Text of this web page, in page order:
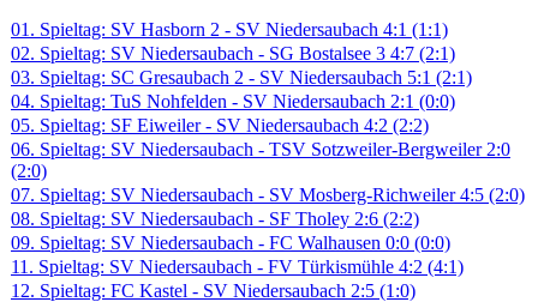
01. Spieltag: SV Hasborn 2 - SV Niedersaubach 4:1 (1:1)
02. Spieltag: SV Niedersaubach - SG Bostalsee 3 4:7 (2:1)
03. Spieltag: SC Gresaubach 2 - SV Niedersaubach 5:1 (2:1)
04. Spieltag: TuS Nohfelden - SV Niedersaubach 2:1 (0:0)
05. Spieltag: SF Eiweiler - SV Niedersaubach 4:2 (2:2)
06. Spieltag: SV Niedersaubach - TSV Sotzweiler-Bergweiler 2:0
(2:0)
07. Spieltag: SV Niedersaubach - SV Mosberg-Richweiler 4:5 (2:0)
08. Spieltag: SV Niedersaubach - SF Tholey 2:6 (2:2)
09. Spieltag: SV Niedersaubach - FC Walhausen 0:0 (0:0)
11. Spieltag: SV Niedersaubach - FV Türkismühle 4:2 (4:1)
12. Spieltag: FC Kastel - SV Niedersaubach 2:5 (1:0)